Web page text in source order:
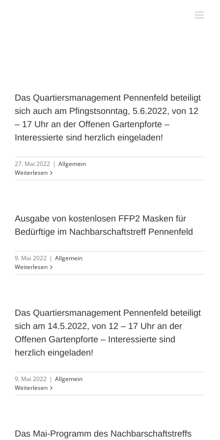
Das Quartiersmanagement Pennenfeld beteiligt
sich auch am Pfingstsonntag, 5.6.2022, von 12
– 17 Uhr an der Offenen Gartenpforte –
Interessierte sind herzlich eingeladen!
27. Mai 2022 | Allgemein
Weiterlesen
Ausgabe von kostenlosen FFP2 Masken für
Bedürftige im Nachbarschaftstreff Pennenfeld
9. Mai 2022 | Allgemein
Weiterlesen
Das Quartiersmanagement Pennenfeld beteiligt
sich am 14.5.2022, von 12 – 17 Uhr an der
Offenen Gartenpforte – Interessierte sind
herzlich eingeladen!
9. Mai 2022 | Allgemein
Weiterlesen
Das Mai-Programm des Nachbarschaftstreffs